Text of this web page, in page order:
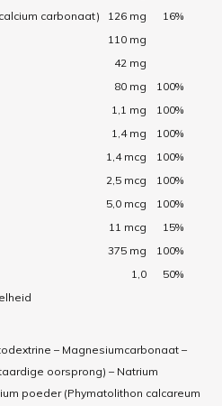
carbonaat) 126 mg
16%
110 mg
42 mg
80 mg
100%
1,1 mg
100%
1,4 mg
100%
1,4 mcg
100%
2,5 mcg
100%
5,0 mcg
100%
11 mcg
15%
375 mg
100%
1,0
50%
– Magnesiumcarbonaat –
oorsprong) – Natrium
poeder (Phymatolithon calcareum